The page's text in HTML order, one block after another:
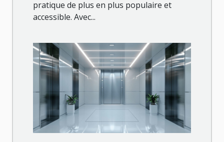
2023
pratique de plus en plus populaire et
accessible. Avec...